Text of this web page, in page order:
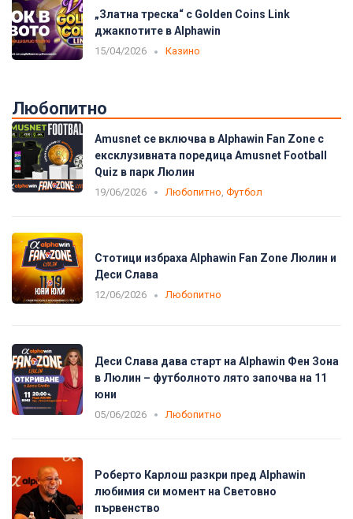
„Златна треска“ с Golden Coins Link
джакпотите в Alphawin
15/04/2026 Казино
Любопитно
Amusnet се включва в Alphawin Fan Zone с
ексклузивната поредица Amusnet Football
Quiz в парк Люлин
19/06/2026 Любопитно Футбол
Стотици избраха Alphawin Fan Zone Люлин и
Деси Слава
12/06/2026 Любопитно
Деси Слава дава старт на Alphawin Фен Зона
в Люлин – футболното лято започва на 11
юни
05/06/2026 Любопитно
Роберто Карлош разкри пред Alphawin
любимия си момент на Световно
първенство